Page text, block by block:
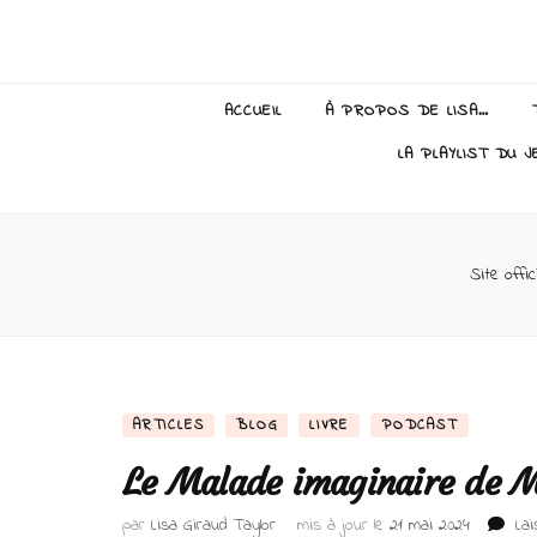
ACCUEIL À PROPOS DE LISA…
LA PLAYLIST DU
Site
ARTICLES BLOG LIVRE PODCAST
Le Malade imaginaire de
par Lisa Giraud Taylor mis à jour le 21 mai 2024